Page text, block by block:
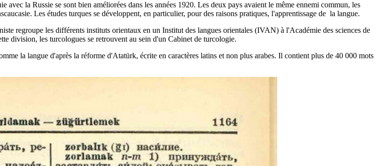
la Russie se sont bien améliorées dans les années 1920. Les deux pays avaient le même ennemi commun, les
Les études turques se développent, en particulier, pour des raisons pratiques, l'apprentissage de la langue.
regroupe les différents instituts orientaux en un Institut des langues orientales (IVAN) à l'Académie des sciences de
division, les turcologues se retrouvent au sein d'un Cabinet de turcologie.
la langue d'après la réforme d'Atatürk, écrite en caractères latins et non plus arabes. Il contient plus de 40 000 mots